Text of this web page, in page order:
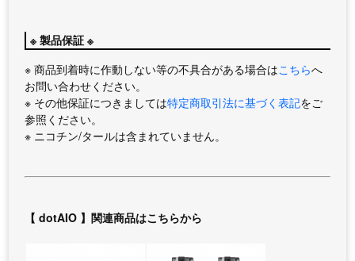
※ 製品保証 ※
※ 商品到着時に作動しない等の不具合がある場合はこちらへ
お問い合わせください。
※ その他保証につきましては特定商取引法に基づく表記をご
参照ください。
※ ニコチン/タールは含まれていません。
【 dotAIO 】関連商品はこちらから